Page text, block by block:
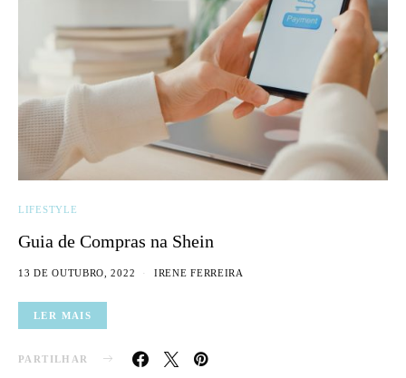
LIFESTYLE
Guia de Compras na Shein
13 DE OUTUBRO, 2022 IRENE FERREIRA
LER MAIS
PARTILHAR